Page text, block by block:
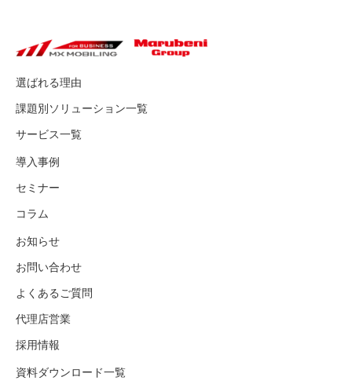
選ばれる理由
課題別ソリューション一覧
サービス一覧
導入事例
セミナー
コラム
お知らせ
お問い合わせ
よくあるご質問
代理店営業
採用情報
資料ダウンロード一覧